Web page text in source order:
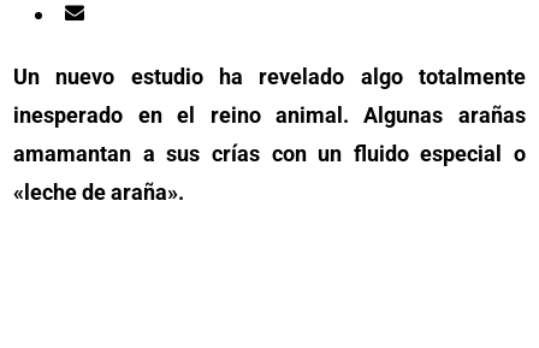
Un nuevo estudio ha revelado algo totalmente
inesperado en el reino animal. Algunas arañas
amamantan a sus crías con un fluido especial o
«leche de araña».